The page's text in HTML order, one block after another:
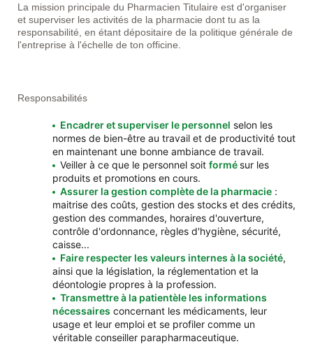
La mission principale du Pharmacien Titulaire est d'organiser
et superviser les activités de la pharmacie dont tu as la
responsabilité, en étant dépositaire de la politique générale de
l'entreprise à l'échelle de ton officine.
Responsabilités
Encadrer et superviser le personnel selon les
normes de bien-être au travail et de productivité tout
en maintenant une bonne ambiance de travail.
Veiller à ce que le personnel soitformé sur les
produits et promotions en cours.
Assurer la gestion complète de la pharmacie :
maitrise des coûts, gestion des stocks et des crédits,
gestion des commandes, horaires d'ouverture,
contrôle d'ordonnance, règles d'hygiène, sécurité,
caisse...
Faire respecter les valeurs internes à la société,
ainsi que la législation, la réglementation et la
déontologie propres à la profession.
Transmettre à la patientèle les informations
nécessaires concernant les médicaments, leur
usage et leur emploi et se profiler comme un
véritable conseiller parapharmaceutique.